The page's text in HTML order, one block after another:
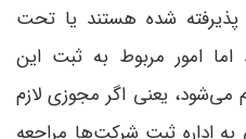
شده هستند یا تحت
اما امور مربوط به ثبت این
یعنی اگر مجوزی لازم